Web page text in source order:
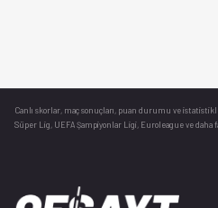
Canlı skorlar , maç sonuçları, puan durumu ve
Süper Lig, UEFA Şampiyonlar Ligi, Euroleague ve daha